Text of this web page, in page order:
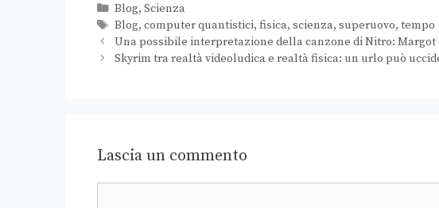
Blog, Scienza
Blog, computer quantistici, fisica, scienza, superuovo, tempo
Una possibile interpretazione della canzone di Nitro: Margot
Skyrim tra realtà videoludica e realtà fisica: un urlo può
Lascia un commento